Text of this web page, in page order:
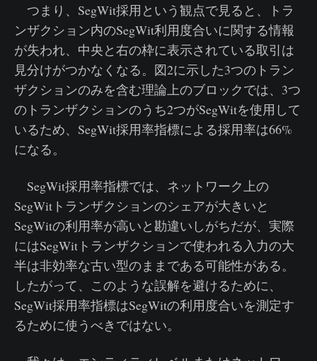
つまり、SegWit採用という観点で見ると、トラ
ンザクション内のSegWit利用度合いに関する情報
が失われ、中央と右の枠に表示されている取引は
見分けがつかなくなる。図2に示した3つのトラン
ザクションのみを含む理論上のブロックでは、3つ
のトランザクションのうち2つがSegWitを使用して
いるため、SegWit採用率指標による採用率は66%
になる。
SegWit採用率指標では、ネットワーク上の
SegWitトランザクションのシェアが大きいと
SegWitの利用率が高いと勘違いしがちだが、実際
にはSegWitトランザクションで使われる入力の大
半は非効率な古い型のままである可能性がある。
したがって、このような誤解を避けるために、
SegWit採用率指標はSegWitの利用度合いを測定す
るために使うべきではない。